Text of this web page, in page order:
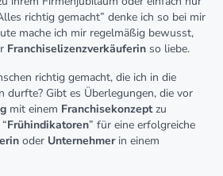
richtig gemacht” denke ich so bei mir
mache ich mir regelmäßig bewusst,
Franchiselizenzverkäuferin so liebe.
richtig gemacht, die ich in die
durfte? Gibt es Überlegungen, die vor
mit einem Franchisekonzeptzu
Frühindikatoren” für eine erfolgreiche
oder Unternehmer in einem